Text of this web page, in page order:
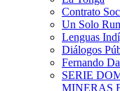
Contrato
Un Solo
Lenguas
Diálogos
Fernando
SERIE
MINERAS